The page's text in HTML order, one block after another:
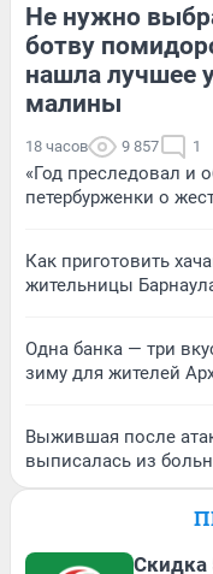
Не нужно
ботву
нашла лучшее
малины
18 часов 9 857 1
«Год преследовал и
петербурженки о
Как приготовить
жительницы
Одна банка — три
зиму для жителей
Выжившая после
выписалась из
Скидка